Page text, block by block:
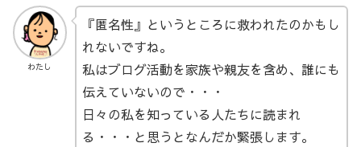
わたし
『匿名性』というところに救われたのかもし
れないですね。
私はブログ活動を家族や親友を含め、誰にも
伝えていないので・・・
日々の私を知っている人たちに読まれ
る・・・と思うとなんだか緊張します。